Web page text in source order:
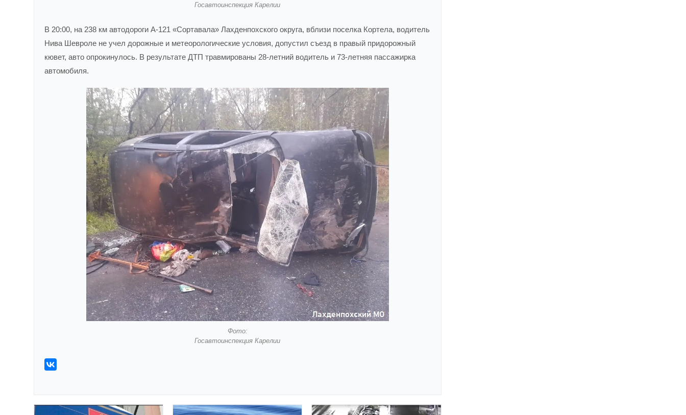
Госавтоинспекция Карелии
В 20:00, на 238 км автодороги А-121 «Сортавала» Лахденпохского округа, вблизи поселка Кортела, водитель
Нива Шевроле не учел дорожные и метеорологические условия, допустил съезд в правый придорожный
кювет, авто опрокинулось. В результате ДТП травмированы 28-летний водитель и 73-летняя пассажирка
автомобиля.
Фото:
Госавтоинспекция Карелии